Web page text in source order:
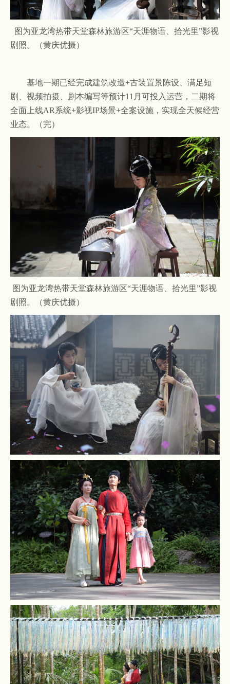
图为亚龙湾热带天堂森林旅游区“天涯物语、拾光里”影视
剧照。（黄庆优摄）
基地一期已经完成建筑改造+古装置景陈设、满足短
剧、视频拍摄、剧本编写等预计11月可投入运营，二期将
全面上线AR系统+影视IP场景+全案设施 ，实现全天候经营
业态。（完）
图为亚龙湾热带天堂森林旅游区“天涯物语、拾光里”影视
剧照。（黄庆优摄）